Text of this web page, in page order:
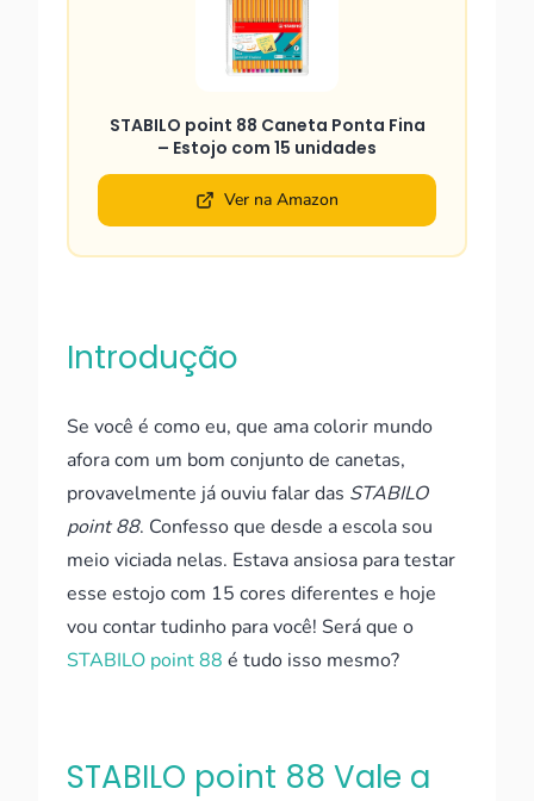
STABILO point 88 Caneta Ponta Fina
– Estojo com 15 unidades
Ver na Amazon
Introdução
Se você é como eu, que ama colorir mundo
afora com um bom conjunto de canetas,
provavelmente já ouviu falar das STABILO
point 88. Confesso que desde a escola sou
meio viciada nelas. Estava ansiosa para testar
esse estojo com 15 cores diferentes e hoje
vou contar tudinho para você! Será que o
STABILO point 88 é tudo isso mesmo?
STABILO point 88 Vale a